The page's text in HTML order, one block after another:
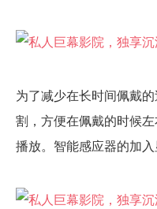
为了减少在长时间佩戴
割，方便在佩戴的时候
播放。智能感应器的加入